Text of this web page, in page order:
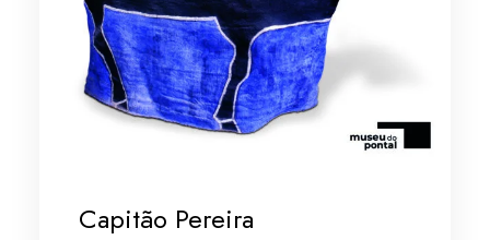
Capitão Pereira